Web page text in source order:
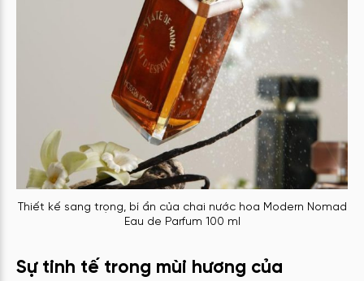
Thiết kế sang trọng, bí ẩn của chai nước hoa Modern Nomad
Eau de Parfum 100 ml
Sự tinh tế trong mùi hương của